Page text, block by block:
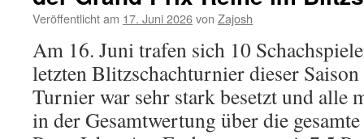
Veröffentlicht am 17. Juni 2026von Zajosh
Am 16. Juni trafen sich 10
letzten Blitzschachturnier dieser
Turnier war sehr stark besetzt und alle
in der Gesamtwertung über die